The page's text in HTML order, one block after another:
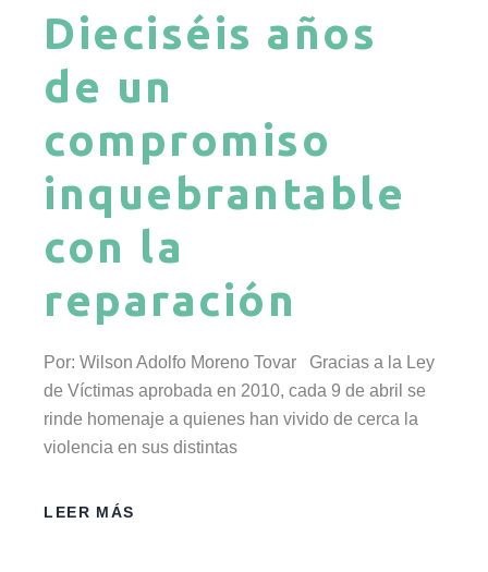
Dieciséis años
de un
compromiso
inquebrantable
con la
reparación
Por: Wilson Adolfo Moreno Tovar Gracias a la Ley
de Víctimas aprobada en 2010, cada 9 de abril se
rinde homenaje a quienes han vivido de cerca la
violencia en sus distintas
LEER MÁS